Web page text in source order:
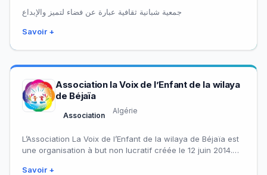
Savoir +
Association la Voix de l’Enfant de la wilaya
de Béjaïa
Association
Algérie
L’Association La Voix de l’Enfant de la wilaya de Béjaïa est
une organisation à but non lucratif créée le 12 juin 2014.…
Savoir +